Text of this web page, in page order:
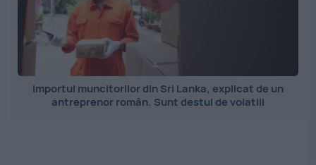
Importul muncitorilor din Sri Lanka, explicat de un
antreprenor român. Sunt destul de volatili